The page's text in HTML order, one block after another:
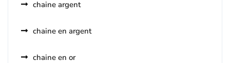
chaine argent
chaine en argent
chaine en or